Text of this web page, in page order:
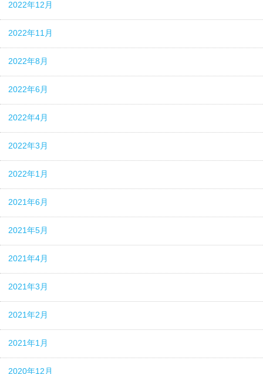
2022年12月
2022年11月
2022年8月
2022年6月
2022年4月
2022年3月
2022年1月
2021年6月
2021年5月
2021年4月
2021年3月
2021年2月
2021年1月
2020年12月